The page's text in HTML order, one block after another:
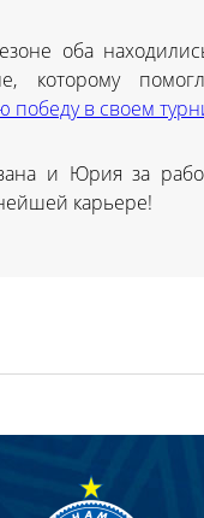
оба
которому
победу в своем
и Юрия за
карьере!